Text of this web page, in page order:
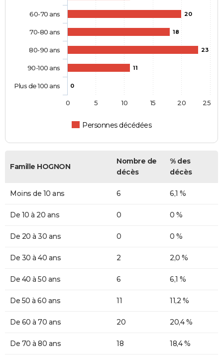
20
18
23
11
0
Personnes décédées
60-70 ans
70-80 ans
80-90 ans
90-100 ans
Plus de 100 ans
0 5 10 15 20 25
Famille HOGNON
Nombre de
décès
% des
décès
Moins de 10 ans 6 6,1 %
De 10 à 20 ans 0 0 %
De 20 à 30 ans 0 0 %
De 30 à 40 ans 2 2,0 %
De 40 à 50 ans 6 6,1 %
De 50 à 60 ans 11 11,2 %
De 60 à 70 ans 20 20,4 %
De 70 à 80 ans 18 18,4 %